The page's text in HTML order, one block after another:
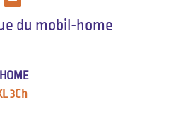
du mobil-home
3Ch